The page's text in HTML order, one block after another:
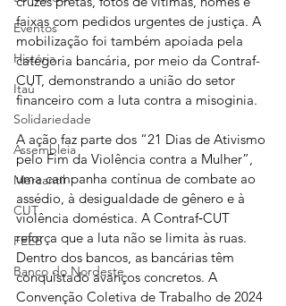
Eventos
História
Itaú
Solidariedade
Assembleia
Mercantil
CUT
FEEB
Banco do Nordeste
faixas com pedidos urgentes de justiça. A
mobilização foi também apoiada pela
categoria bancária, por meio da Contraf-
CUT, demonstrando a união do setor
financeiro com a luta contra a misoginia.
A ação faz parte dos “21 Dias de Ativismo
pelo Fim da Violência contra a Mulher”,
uma campanha contínua de combate ao
assédio, à desigualdade de gênero e à
violência doméstica. A Contraf‑CUT
reforça que a luta não se limita às ruas.
Dentro dos bancos, as bancárias têm
conquistado avanços concretos. A
Convenção Coletiva de Trabalho de 2024